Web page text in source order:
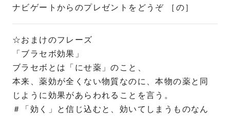
ナビゲートからのプレゼントをどうぞ ［の］
☆おまけのフレーズ
「ブラセボ効果」
ブラセボとは「にせ薬」のこと、
本来、薬効が全くない物質なのに、本物の薬と同
じように効果があらわれることを言う。
＃「効く」と信じ込むと、効いてしまうものなん